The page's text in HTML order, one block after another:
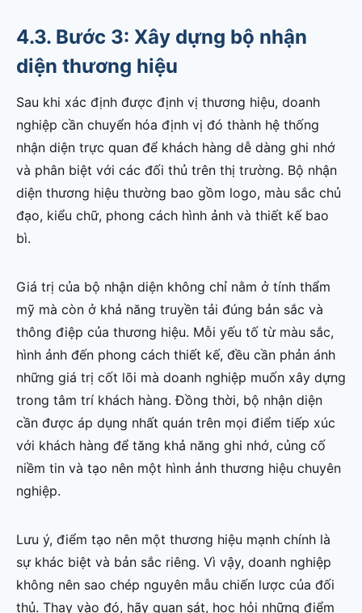
4.3. Bước 3: Xây dựng bộ nhận
diện thương hiệu
Sau khi xác định được định vị thương hiệu, doanh
nghiệp cần chuyển hóa định vị đó thành hệ thống
nhận diện trực quan để khách hàng dễ dàng ghi nhớ
và phân biệt với các đối thủ trên thị trường. Bộ nhận
diện thương hiệu thường bao gồm logo, màu sắc chủ
đạo, kiểu chữ, phong cách hình ảnh và thiết kế bao
bì.
Giá trị của bộ nhận diện không chỉ nằm ở tính thẩm
mỹ mà còn ở khả năng truyền tải đúng bản sắc và
thông điệp của thương hiệu. Mỗi yếu tố từ màu sắc,
hình ảnh đến phong cách thiết kế, đều cần phản ánh
những giá trị cốt lõi mà doanh nghiệp muốn xây dựng
trong tâm trí khách hàng. Đồng thời, bộ nhận diện
cần được áp dụng nhất quán trên mọi điểm tiếp xúc
với khách hàng để tăng khả năng ghi nhớ, củng cố
niềm tin và tạo nên một hình ảnh thương hiệu chuyên
nghiệp.
Lưu ý, điểm tạo nên một thương hiệu mạnh chính là
sự khác biệt và bản sắc riêng. Vì vậy, doanh nghiệp
không nên sao chép nguyên mẫu chiến lược của đối
thủ. Thay vào đó, hãy quan sát, học hỏi những điểm